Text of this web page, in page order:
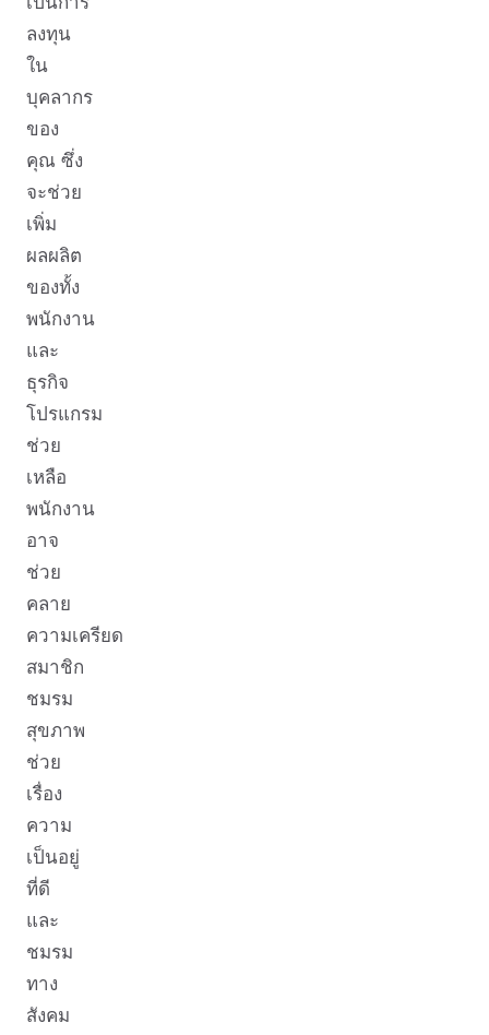
ลงทุน
ใน
บุคลากร
ของ
คุณ ซึ่ง
จะช่วย
เพิ่ม
ผลผลิต
ของทั้ง
พนักงาน
และ
ธุรกิจ
โปรแกรม
ช่วย
เหลือ
พนักงาน
อาจ
ช่วย
คลาย
ความเครียด
สมาชิก
ชมรม
สุขภาพ
ช่วย
เรื่อง
ความ
เป็นอยู่
ที่ดี
และ
ชมรม
ทาง
สังคม